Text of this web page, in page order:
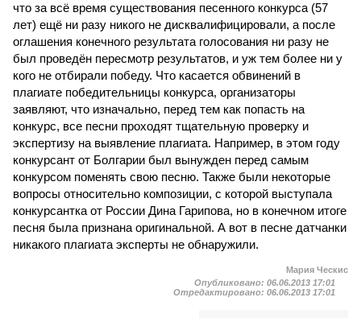
что за всё время существования песенного конкурса (57
лет) ещё ни разу никого не дисквалифицировали, а после
оглашения конечного результата голосования ни разу не
был проведён пересмотр результатов, и уж тем более ни у
кого не отбирали победу. Что касается обвинений в
плагиате победительницы конкурса, организаторы
заявляют, что изначально, перед тем как попасть на
конкурс, все песни проходят тщательную проверку и
экспертизу на выявление плагиата. Например, в этом году
конкурсант от Болгарии был вынужден перед самым
конкурсом поменять свою песню. Также были некоторые
вопросы относительно композиции, с которой выступала
конкурсантка от России Дина Гарипова, но в конечном итоге
песня была признана оригинальной. А вот в песне датчанки
никакого плагиата эксперты не обнаружили.
Мария Ческис
Опубликовано: 06.06.2013 17:01
Отредактировано: 06.06.2013 17:01